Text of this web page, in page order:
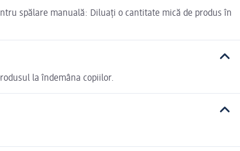
spălare manuală: Diluați o cantitate mică de produs în
la îndemâna copiilor.